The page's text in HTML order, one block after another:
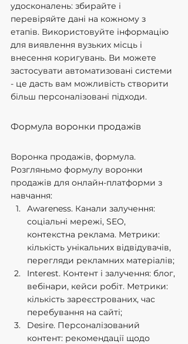
удосконалень: збирайте і
перевіряйте дані на кожному з
етапів. Використовуйте інформацію
для виявлення вузьких місць і
внесення коригувань. Ви можете
застосувати автоматизовані системи
- це дасть вам можливість створити
більш персоналізовані підходи.
Формула воронки продажів
Воронка продажів, формула.
Розгляньмо формулу воронки
продажів для онлайн-платформи з
навчання:
Awareness. Канали залучення:
соціальні мережі, SEO,
контекстна реклама. Метрики:
кількість унікальних відвідувачів,
перегляди рекламних матеріалів;
Interest. Контент і залучення: блог,
вебінари, кейси робіт. Метрики:
кількість зареєстрованих, час
перебування на сайті;
Desire. Персоналізований
контент: рекомендації щодо